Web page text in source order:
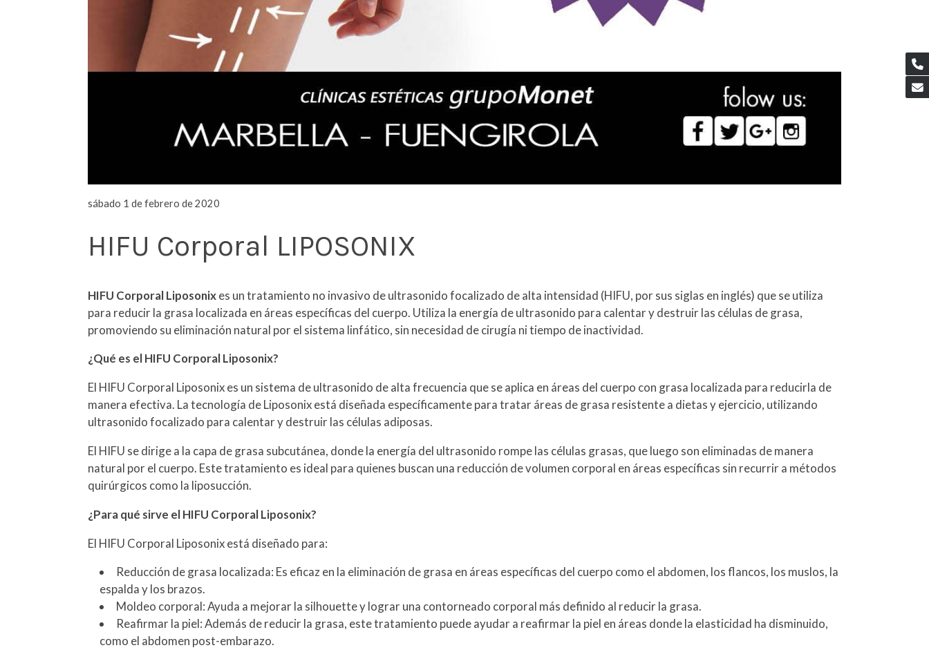
sábado 1 de febrero de 2020
HIFU Corporal LIPOSONIX
HIFU Corporal Liposonixes un tratamiento no invasivo de ultrasonido focalizado de alta intensidad (HIFU, por sus siglas en inglés) que se utiliza
para reducir la grasa localizada en áreas específicas del cuerpo. Utiliza la energía de ultrasonido para calentar y destruir las células de grasa,
promoviendo su eliminación natural por el sistema linfático, sin necesidad de cirugía ni tiempo de inactividad.
¿Qué es el HIFU Corporal Liposonix?
El HIFU Corporal Liposonix es un sistema de ultrasonido de alta frecuencia que se aplica en áreas del cuerpo con grasa localizada para reducirla de
manera efectiva. La tecnología de Liposonix está diseñada específicamente para tratar áreas de grasa resistente a dietas y ejercicio, utilizando
ultrasonido focalizado para calentar y destruir las células adiposas.
El HIFU se dirige a la capa de grasa subcutánea, donde la energía del ultrasonido rompe las células grasas, que luego son eliminadas de manera
natural por el cuerpo. Este tratamiento es ideal para quienes buscan una reducción de volumen corporal en áreas específicas sin recurrir a métodos
quirúrgicos como la liposucción.
¿Para qué sirve el HIFU Corporal Liposonix?
El HIFU Corporal Liposonix está diseñado para:
Reducción de grasa localizada: Es eficaz en la eliminación de grasa en áreas específicas del cuerpo como el abdomen, los flancos, los muslos, la
espalda y los brazos.
Moldeo corporal: Ayuda a mejorar la silhouette y lograr una contorneado corporal más definido al reducir la grasa.
Reafirmar la piel: Además de reducir la grasa, este tratamiento puede ayudar a reafirmar la piel en áreas donde la elasticidad ha disminuido,
como el abdomen post-embarazo.